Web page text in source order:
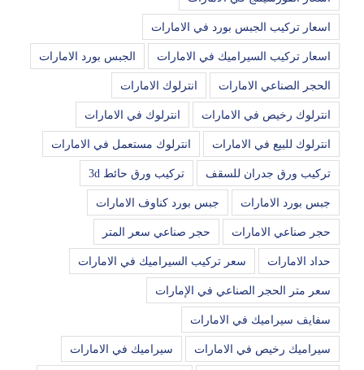
اسعار تركيب الجبس بورد في الامارات
اسعار تركيب السيراميك في الامارات الجبس بورد الامارات
الحجر الصناعي الامارات انترلوك الامارات
انترلوك رخيص في الامارات انترلوك في الامارات
انترلوك للبيع في الامارات انترلوك مستعمل في الامارات
تركيب ورق جدران للسقف تركيب ورق حائط 3d
جبس بورد الامارات جبس بورد كناوف الامارات
حجر صناعي الامارات حجر صناعي سعر المتر
حداد الامارات سعر تركيب السيراميك في الامارات
سعر متر الحجر الصناعي في الإمارات
سفايف سيراميك في الامارات
سيراميك رخيص في الامارات سيراميك في الامارات